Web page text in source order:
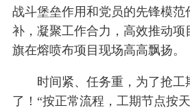
战斗堡垒作用和党员的先锋模范
补，凝聚工作合力，高效推动项
旗在熔喷布项目现场高高飘扬。
时间紧、任务重，为了抢工
了！“按正常流程，工期节点按